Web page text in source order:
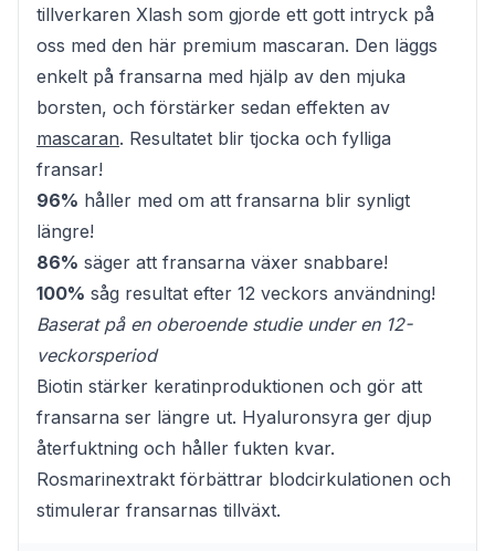
tillverkaren Xlash som gjorde ett gott intryck på
oss med den här premium mascaran. Den läggs
enkelt på fransarna med hjälp av den mjuka
borsten, och förstärker sedan effekten av
mascaran. Resultatet blir tjocka och fylliga
fransar!
96% håller med om att fransarna blir synligt
längre!
86% säger att fransarna växer snabbare!
100% såg resultat efter 12 veckors användning!
Baserat på en oberoende studie under en 12-
veckorsperiod
Biotin stärker keratinproduktionen och gör att
fransarna ser längre ut. Hyaluronsyra ger djup
återfuktning och håller fukten kvar.
Rosmarinextrakt förbättrar blodcirkulationen och
stimulerar fransarnas tillväxt.